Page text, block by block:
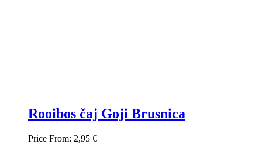
Rooibos čaj Goji Brusnica
Price From: 2,95 €